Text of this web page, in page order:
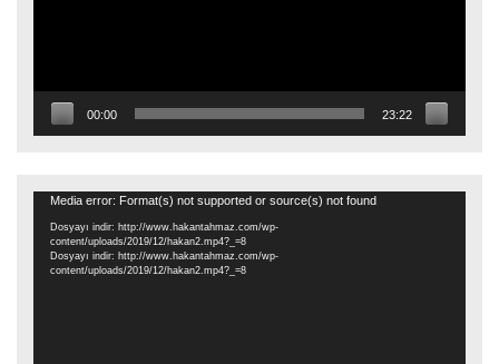
00:00 23:22
Video
oynatıcı
Media error: Format(s) not supported or source(s) not found
Dosyayı indir: http://www.hakantahmaz.com/wp-
content/uploads/2019/12/hakan2.mp4?_=8
Dosyayı indir: http://www.hakantahmaz.com/wp-
content/uploads/2019/12/hakan2.mp4?_=8